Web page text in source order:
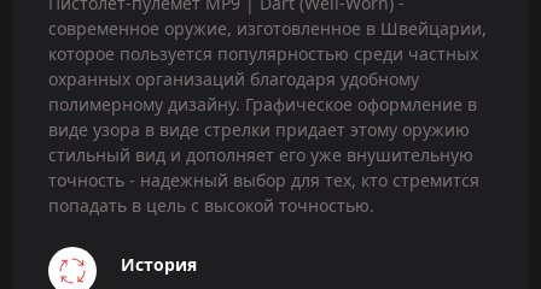
современное оружие, изготовленное в Швейцарии,
которое пользуется популярностью среди частных
охранных организаций благодаря удобному
полимерному дизайну. Графическое оформление в
виде узора в виде стрелки придает этому оружию
стильный вид и дополняет его уже внушительную
точность - надежный выбор для тех, кто стремится
попадать в цель с высокой точностью.
История